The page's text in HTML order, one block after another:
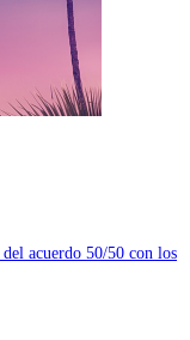
acuerdo 50/50 con los